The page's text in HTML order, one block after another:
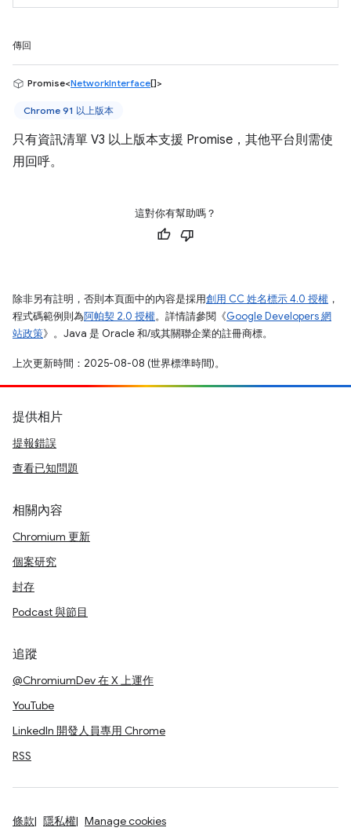
傳回
Promise<NetworkInterface[]>
Chrome 91 以上版本
只有資訊清單 V3 以上版本支援 Promise，其他平台則需使
用回呼。
這對你有幫助嗎？
除非另有註明，否則本頁面中的內容是採用創用 CC 姓名標示 4.0 授權 ，
程式碼範例則為阿帕契 2.0 授權。詳情請參閱《Google Developers 網
站政策》。Java 是 Oracle 和/或其關聯企業的註冊商標。
上次更新時間：2025-08-08 (世界標準時間)。
提供相片
提報錯誤
查看已知問題
相關內容
Chromium 更新
個案研究
封存
Podcast 與節目
追蹤
@ChromiumDev 在 X 上運作
YouTube
LinkedIn 開發人員專用 Chrome
RSS
條款 隱私權 Manage cookies